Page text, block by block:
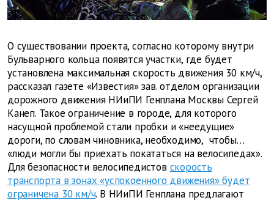
О существовании проекта, согласно которому внутри
Бульварного кольца появятся участки, где будет
установлена максимальная скорость движения 30 км/ч,
рассказал газете «Известия» зав. отделом организации
дорожного движения НИиПИ Генплана Москвы Сергей
Канеп. Такое ограничение в городе, для которого
насущной проблемой стали пробки и «неедущие»
дороги, по словам чиновника, необходимо, чтобы…
«люди могли бы приехать покататься на велосипедах».
Для безопасности велосипедистов скорость
транспорта в зонах «успокоенного движения» будет
ограничена 30 км/ч. В НИиПИ Генплана предлагают